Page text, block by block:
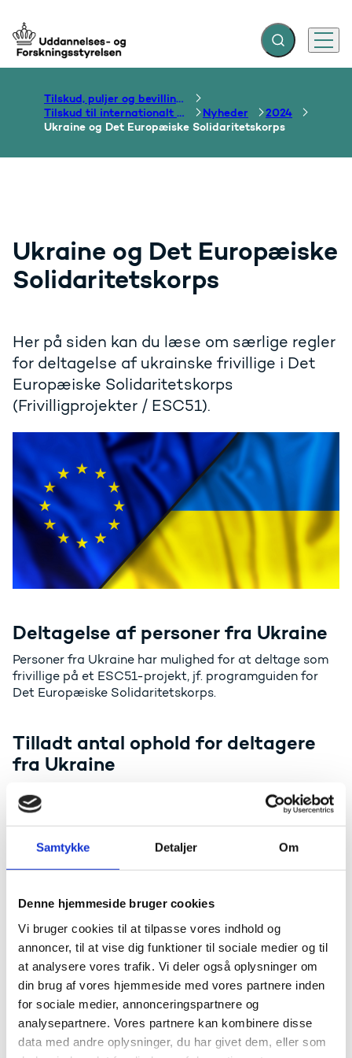
Samtykke Detaljer Om
Denne hjemmeside bruger cookies
Vi bruger cookies til at tilpasse vores indhold og
annoncer, til at vise dig funktioner til sociale medier og til
at analysere vores trafik. Vi deler også oplysninger om
din brug af vores hjemmeside med vores partnere inden
for sociale medier, annonceringspartnere og
analysepartnere. Vores partnere kan kombinere disse
data med andre oplysninger, du har givet dem, eller som
Gå til forsiden Fold søgefelt ud
Menu
Tilskud, puljer og bevillinger
Tilskud til internationalt samarbejde om uddannelse
Nyheder
2024
Ukraine og Det Europæiske Solidaritetskorps
Ukraine og Det Europæiske
Solidaritetskorps
Her på siden kan du læse om særlige regler
for deltagelse af ukrainske frivillige i Det
Europæiske Solidaritetskorps
(Frivilligprojekter / ESC51).
Deltagelse af personer fra Ukraine
Personer fra Ukraine har mulighed for at deltage som
frivillige på et ESC51-projekt, jf. programguiden for
Det Europæiske Solidaritetskorps.
Tilladt antal ophold for deltagere
fra Ukraine
Deltagere fra Ukraine, som allerede har deltaget i et
kort individuelt ophold som frivillig,
kan deltage i både
et ekstra kort og et ekstra langt ophold som frivillig,
hvis den samlede periode ikke overstiger 14 måneder.
Deltagere fra Ukraine, som har deltaget i et langt
deltage I endnu et kort eller endnu et langt individuelt
14 måneder.
Sendeorganisationer for deltagere
fra Ukraine
Ved behov kan ukrainske frivillige deltage i et ophold
uden en ukrainsk supportorganisation. I sådanne